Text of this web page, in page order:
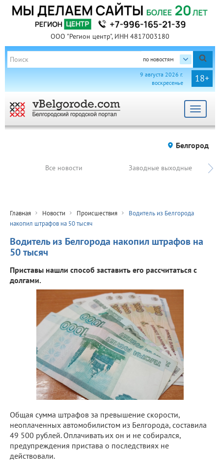
ООО "Регион центр", ИНН 4817003180
по новостям
18+
9 августа 2026 г.
воскресенье
Toggle
Белгород
Все новости Заводные выходные
Главная Новости Происшествия
Водитель из Белгорода
накопил штрафов на 50 тысяч
Водитель из Белгорода накопил штрафов на
50 тысяч
Приставы нашли способ заставить его рассчитаться с
долгами.
Общая сумма штрафов за превышение скорости,
неоплаченных автомобилистом из Белгорода, составила
49 500 рублей. Оплачивать их он и не собирался,
предупреждения пристава о последствиях не
действовали.